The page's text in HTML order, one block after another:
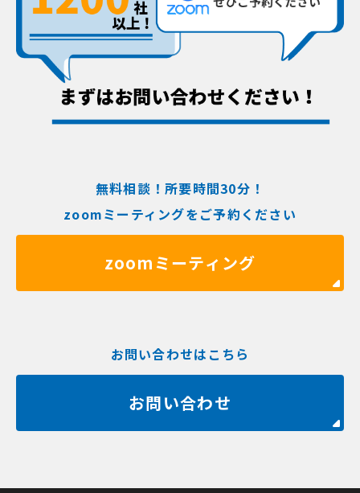
無料相談！所要時間30分！
zoomミーティングをご予約ください
zoomミーティング
お問い合わせはこちら
お問い合わせ